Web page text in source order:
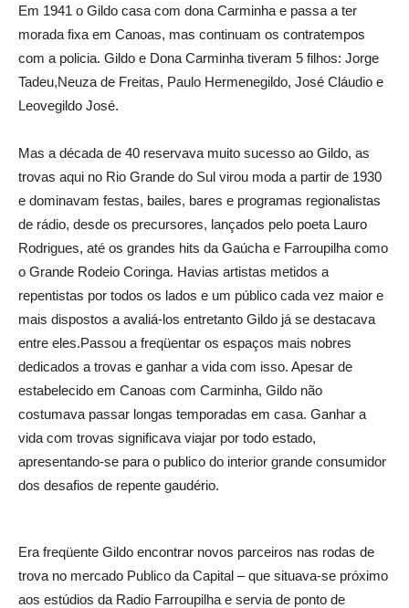
Em 1941 o Gildo casa com dona Carminha e passa a ter
morada fixa em Canoas, mas continuam os contratempos
com a policia. Gildo e Dona Carminha tiveram 5 filhos: Jorge
Tadeu,Neuza de Freitas, Paulo Hermenegildo, José Cláudio e
Leovegildo José.
Mas a década de 40 reservava muito sucesso ao Gildo, as
trovas aqui no Rio Grande do Sul virou moda a partir de 1930
e dominavam festas, bailes, bares e programas regionalistas
de rádio, desde os precursores, lançados pelo poeta Lauro
Rodrigues, até os grandes hits da Gaúcha e Farroupilha como
o Grande Rodeio Coringa. Havias artistas metidos a
repentistas por todos os lados e um público cada vez maior e
mais dispostos a avaliá-los entretanto Gildo já se destacava
entre eles.Passou a freqüentar os espaços mais nobres
dedicados a trovas e ganhar a vida com isso. Apesar de
estabelecido em Canoas com Carminha, Gildo não
costumava passar longas temporadas em casa. Ganhar a
vida com trovas significava viajar por todo estado,
apresentando-se para o publico do interior grande consumidor
dos desafios de repente gaudério.
Era freqüente Gildo encontrar novos parceiros nas rodas de
trova no mercado Publico da Capital – que situava-se próximo
aos estúdios da Radio Farroupilha e servia de ponto de